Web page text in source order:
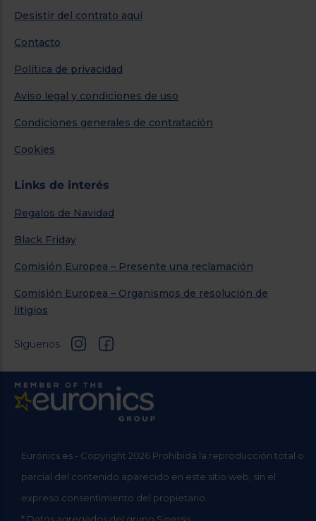
Desistir del contrato aquí
Contacto
Política de privacidad
Aviso legal y condiciones de uso
Condiciones generales de contratación
Cookies
Links de interés
Regalos de Navidad
Black Friday
Comisión Europea – Presente una reclamación
Comisión Europea – Organismos de resolución de
litigios
Síguenos
Euronics.es - Copyright 2026 Prohibida la reproducción total o
parcial del contenido aparecido en este sitio web, sin el
expreso consentimiento del propietario.